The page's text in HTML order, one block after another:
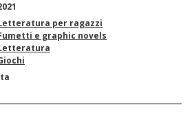
per ragazzi
e graphic novels